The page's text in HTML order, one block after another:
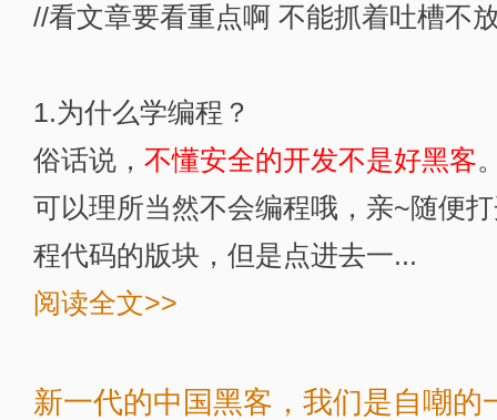
//看文章要看重点啊 不能抓着吐槽不
1.为什么学编程？
俗话说， 不懂安全的开发不是好黑客
可以理所当然不会编程哦，亲~随便
程代码的版块，但是点进去一...
阅读全文>>
新一代的中国黑客，我们是自嘲的